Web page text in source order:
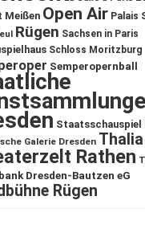
Meißen Open Air Palais
Rügen Sachsen in Paris
Schloss Moritzburg
Semperopernball
Staatsschauspiel
Galerie Dresden Thalia
Rathen
Dresden-Bautzen eG
Rügen